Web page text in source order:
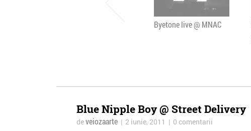
Byetone live @ MNAC
Blue Nipple Boy @ Street Delivery
deveiozaarte | 2 iunie, 2011 | 0 comentarii